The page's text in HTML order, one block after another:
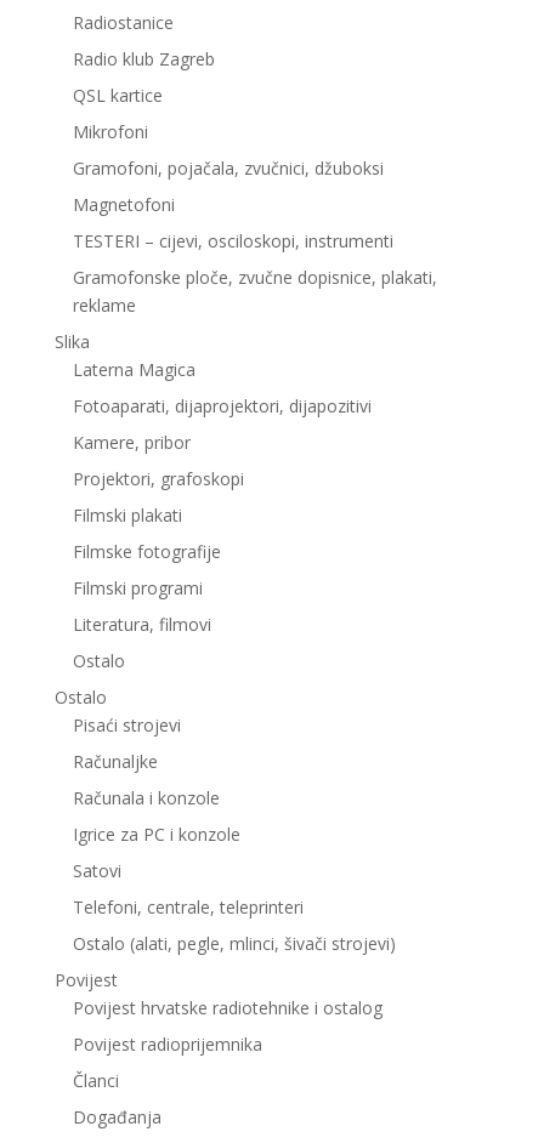
Radiostanice
Radio klub Zagreb
QSL kartice
Mikrofoni
Gramofoni, pojačala, zvučnici, džuboksi
Magnetofoni
TESTERI – cijevi, osciloskopi, instrumenti
Gramofonske ploče, zvučne dopisnice, plakati,
reklame
Slika
Laterna Magica
Fotoaparati, dijaprojektori, dijapozitivi
Kamere, pribor
Projektori, grafoskopi
Filmski plakati
Filmske fotografije
Filmski programi
Literatura, filmovi
Ostalo
Ostalo
Pisaći strojevi
Računaljke
Računala i konzole
Igrice za PC i konzole
Satovi
Telefoni, centrale, teleprinteri
Ostalo (alati, pegle, mlinci, šivači strojevi)
Povijest
Povijest hrvatske radiotehnike i ostalog
Povijest radioprijemnika
Članci
Događanja